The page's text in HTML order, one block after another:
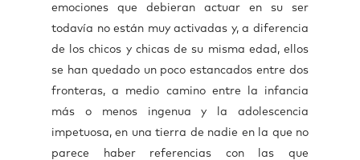
emociones que debieran actuar en su ser
todavía no están muy activadas y, a diferencia
de los chicos y chicas de su misma edad, ellos
se han quedado un poco estancados entre dos
fronteras, a medio camino entre la infancia
más o menos ingenua y la adolescencia
impetuosa, en una tierra de nadie en la que no
parece haber referencias con las que